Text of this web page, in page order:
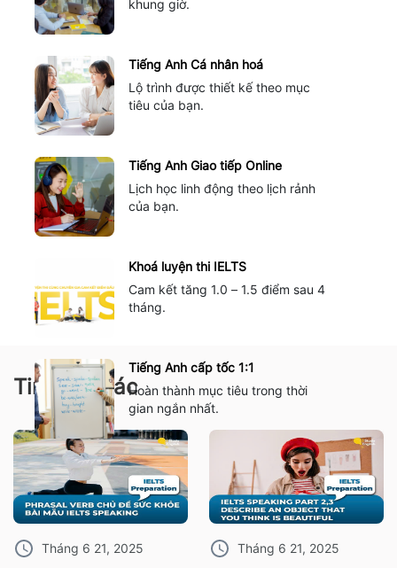
khung giờ.
Tiếng Anh Cá nhân hoá
Lộ trình được thiết kế theo mục
tiêu của bạn.
Tiếng Anh Giao tiếp Online
Lịch học linh động theo lịch rảnh
của bạn.
Khoá luyện thi IELTS
Cam kết tăng 1.0 – 1.5 điểm sau 4
tháng.
Tiếng Anh cấp tốc 1:1
Hoàn thành mục tiêu trong thời
gian ngắn nhất.
Tin tức khác
Tháng 6 21, 2025 Tháng 6 21, 2025